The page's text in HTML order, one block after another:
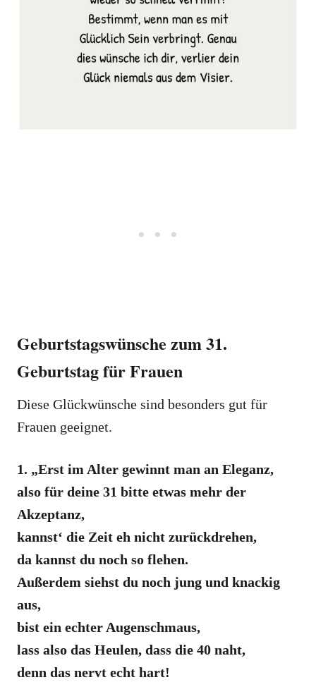
Geburtstagswünsche zum 31.
Geburtstag für Frauen
Diese Glückwünsche sind besonders gut für
Frauen geeignet.
1. „Erst im Alter gewinnt man an Eleganz,
also für deine 31 bitte etwas mehr der
Akzeptanz,
kannst‘ die Zeit eh nicht zurückdrehen,
da kannst du noch so flehen.
Außerdem siehst du noch jung und knackig
aus,
bist ein echter Augenschmaus,
lass also das Heulen, dass die 40 naht,
denn das nervt echt hart!